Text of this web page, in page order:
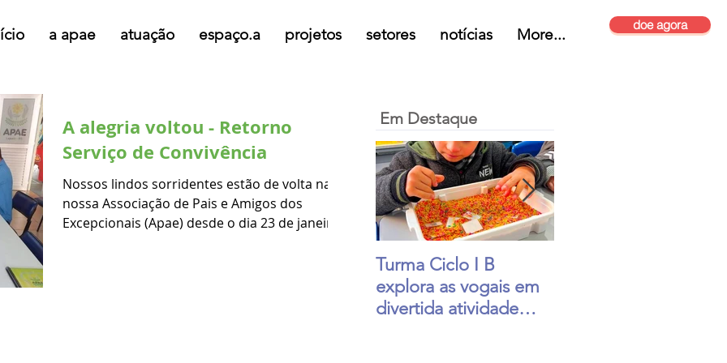
doe agora
a apae atuação espaço.a projetos setores notícias More...
A alegria voltou - Retorno
Serviço de Convivência
Nossos lindos sorridentes estão de volta na
nossa Associação de Pais e Amigos dos
Excepcionais (Apae) desde o dia 23 de janeiro.
Em Destaque
Turma Ciclo I B
explora as vogais em
divertida atividade